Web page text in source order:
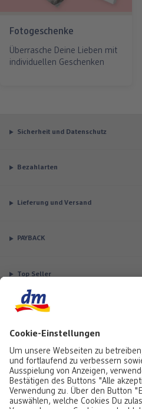
Fotogeschenke
Überrasche Deine Lieben mit
individuellen Geschenken
Sicherheit und Datenschutz
Bezahlarten
Lieferung und Versand
PAYBACK
Top Seller
Aktuell besonders beliebt
Informationen